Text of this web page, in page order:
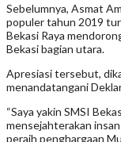
Sebelumnya, Asmat
populer tahun 2019
Bekasi Raya
Bekasi bagian utara.
Apresiasi tersebut,
menandatangani
“Saya yakin SMSI
mensejahterakan
peraih penghargaan